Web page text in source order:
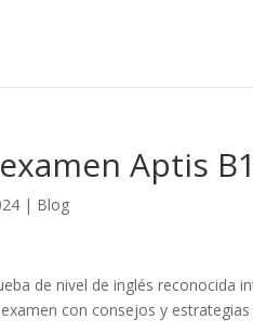
Aptis
| Blog
de nivel de inglés reconocida
con consejos y